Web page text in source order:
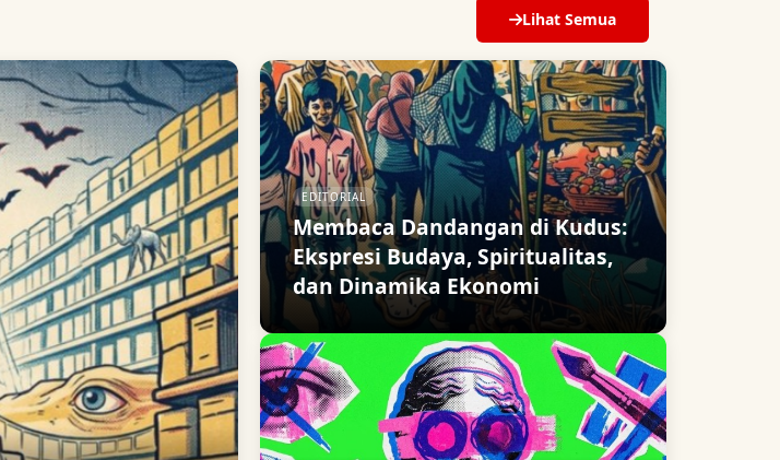
Lihat Semua
EDITORIAL
Membaca Dandangan di Kudus:
Ekspresi Budaya, Spiritualitas,
dan Dinamika Ekonomi